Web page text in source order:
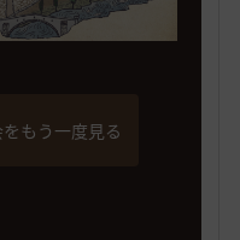
もう一度見る